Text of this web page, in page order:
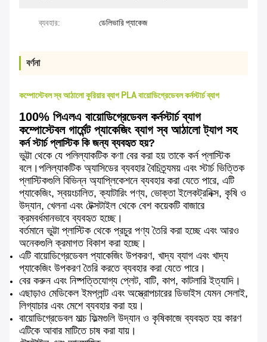
ব্যবহার: ডেলিভারি প্যাকেজ
বর্ণনা
কম্পোস্টেবল স্ব আঠালো কুরিয়ার ব্যাগ PLA বায়োডিগ্রেডেবল কর্নস্টার্চ ব্যাগ
100% পিএলএ বায়োডিগ্রেডেবল কর্নস্টার্চ ব্যাগ
কম্পোস্টেবল গার্মেন্ট প্যাকেজিং ব্যাগ স্ব আঠালো ট্যাপ সহ
কর্ন স্টার্চ প্লাস্টিক কি জন্য ব্যবহৃত হয়?
ভুট্টা থেকে যে পলিল্যাকটিক কণা বের করা হয় তাকে কর্ন প্লাস্টিক
বলে।পলিল্যাকটিক অ্যাসিডের ব্যবহার বৈচিত্র্যময় এবং স্টার্চ ভিত্তিক
প্লাস্টিকগুলি বিভিন্ন অ্যাপ্লিকেশনে ব্যবহার করা যেতে পারে, এটি
প্যাকেজিং, স্বয়ংচালিত, ক্যাটারিং পণ্য, ভোক্তা ইলেকট্রনিক্স, কৃষি ও
উদ্যান, খেলনা এবং টেক্সটাইল থেকে বেশ কয়েকটি বাজারে
ক্রমবর্ধমানভাবে ব্যবহৃত হচ্ছে।
বর্তমানে ভুট্টা প্লাস্টিক থেকে প্রচুর পণ্য তৈরি করা হচ্ছে এবং আরও
অনেকগুলি ক্রমাগত বিকাশ করা হচ্ছে।
এটি বায়োডিগ্রেডেবল প্যাকেজিং উপকরণ, খাদ্য ব্যাগ এবং খাদ্য
প্যাকেজিং উপকরণ তৈরি করতে ব্যবহার করা যেতে পারে।
বের করুন এবং নিষ্পত্তিযোগ্য প্লেট, বাটি, কাপ, কাটলারি ইত্যাদি।
এছাড়াও মেডিকেল ইমপ্লান্ট এবং অস্ত্রোপচারের ডিভাইস যেমন সেলাই,
লিগ্যাচার এবং মেশে ব্যবহার করা হয়।
বায়োডিগ্রেডেবল মাল্চ ফিল্মগুলি উদ্যান ও কৃষিকাজে ব্যবহৃত হয় কারণ
এটিকে আবার মাটিতে চাষ করা যায়।